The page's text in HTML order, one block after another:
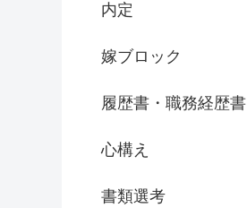
内定
嫁ブロック
履歴書・職務経歴書
心構え
書類選考